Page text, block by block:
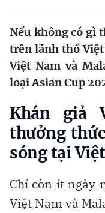
Nếu không có gì
trên lãnh thổ
Việt Nam và
loại Asian Cup
Khán giả
thưởng
sóng tại
Chỉ còn ít ngày
Việt Nam và